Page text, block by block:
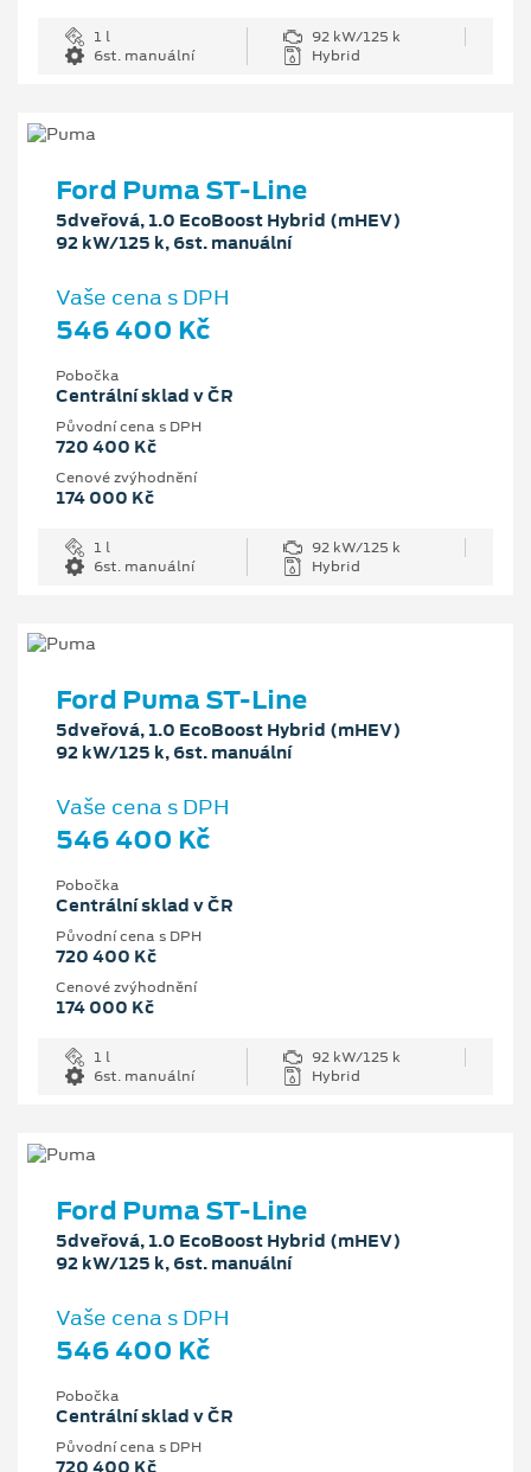
1 l
92 kW/125 k
6st. manuální
Hybrid
Ford Puma ST-Line
5dveřová, 1.0 EcoBoost Hybrid (mHEV)
92 kW/125 k, 6st. manuální
Vaše cena s DPH
546 400 Kč
Pobočka
Centrální sklad v ČR
Původní cena s DPH
720 400 Kč
Cenové zvýhodnění
174 000 Kč
1 l
92 kW/125 k
6st. manuální
Hybrid
Ford Puma ST-Line
5dveřová, 1.0 EcoBoost Hybrid (mHEV)
92 kW/125 k, 6st. manuální
Vaše cena s DPH
546 400 Kč
Pobočka
Centrální sklad v ČR
Původní cena s DPH
720 400 Kč
Cenové zvýhodnění
174 000 Kč
1 l
92 kW/125 k
6st. manuální
Hybrid
Ford Puma ST-Line
5dveřová, 1.0 EcoBoost Hybrid (mHEV)
92 kW/125 k, 6st. manuální
Vaše cena s DPH
546 400 Kč
Pobočka
Centrální sklad v ČR
Původní cena s DPH